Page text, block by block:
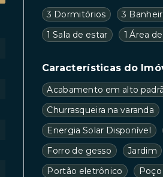
3 Dormitórios 3
1 Sala de estar
1 Área
Características do
Acabamento em alto
Churrasqueira na varanda
Energia Solar Disponível
Forro de gesso
Jardim
Portão eletrônico